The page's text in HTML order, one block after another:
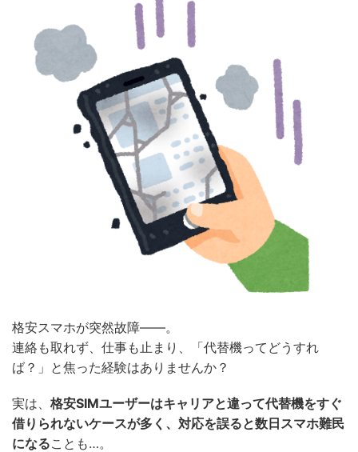
格安スマホが突然故障――。
連絡も取れず、仕事も止まり、「代替機ってどうすれ
ば？」と焦った経験はありませんか？
実は、 格安SIMユーザーはキャリアと違って代替機をすぐ
借りられないケースが多く、対応を誤ると数日スマホ難民
になることも…。